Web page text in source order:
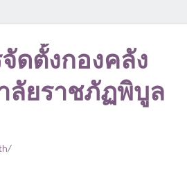
ดตั้งกองคลัง
ลัยราชภัฏพิบูล